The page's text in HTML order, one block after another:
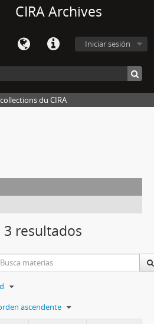
CIRA Archives
Iniciar sesión
du CIRA
resultados
ascendente